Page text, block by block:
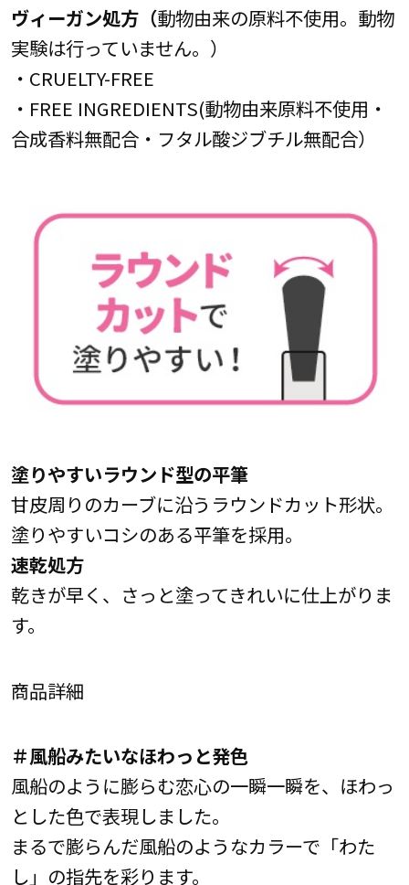
ヴィーガン処方（動物由来の原料不使用。動物
実験は行っていません。）
・CRUELTY-FREE
・FREE INGREDIENTS(動物由来原料不使用・
合成香料無配合・フタル酸ジブチル無配合）
塗りやすいラウンド型の平筆
甘皮周りのカーブに沿うラウンドカット形状。
塗りやすいコシのある平筆を採用。
速乾処方
乾きが早く、さっと塗ってきれいに仕上がりま
す。
商品詳細
＃風船みたいなほわっと発色
風船のように膨らむ恋心の一瞬一瞬を、ほわっ
とした色で表現しました。
まるで膨らんだ風船のようなカラーで「わた
し」の指先を彩ります。